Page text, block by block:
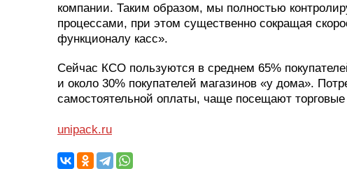
компании. Таким образом, мы полностью
процессами, при этом существенно сокращая
функционалу касс».
Сейчас КСО пользуются в среднем 65%
и около 30% покупателей магазинов «у дома».
самостоятельной оплаты, чаще посещают
unipack.ru